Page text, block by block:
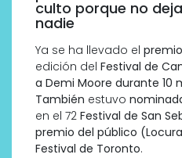
culto porque no
nadie
Ya se ha llevado el
edición del Festival de
a Demi Moore durante 10
También estuvo
en el 72 Festival de San
premio del público
Festival de Toronto.